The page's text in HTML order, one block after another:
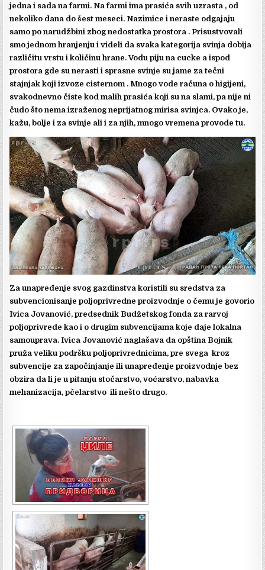
jedna i sada na farmi. Na farmi ima prasića svih uzrasta , od
nekoliko dana do šest meseci. Nazimice i neraste odgajaju
samo po narudžbini zbog nedostatka prostora . Prisustvovali
smo jednom hranjenju i videli da svaka kategorija svinja dobija
različitu vrstu i količinu hrane. Vodu piju na cucke a ispod
prostora gde su nerasti i sprasne svinje su jame za tečni
stajnjak koji izvoze cisternom . Mnogo vode računa o higijeni,
svakodnevno čiste kod malih prasića koji su na slami, pa nije ni
čudo što nema izraženog neprijatnog mirisa svinjca. Ovako je,
kažu, bolje i za svinje ali i za njih, mnogo vremena provode tu.
Za unapređenje svog gazdinstva koristili su sredstva za
subvencionisanje poljoprivredne proizvodnje o čemu je govorio
Ivica Jovanović, predsednik Budžetskog fonda za rarvoj
poljoprivrede kao i o drugim subvencijama koje daje lokalna
samouprava. Ivica Jovanović naglašava da opština Bojnik
pruža veliku podršku poljoprivrednicima, pre svega kroz
subvencije za započinjanje ili unapređenje proizvodnje bez
obzira da li je u pitanju stočarstvo, voćarstvo, nabavka
mehanizacija, pčelarstvo ili nešto drugo.